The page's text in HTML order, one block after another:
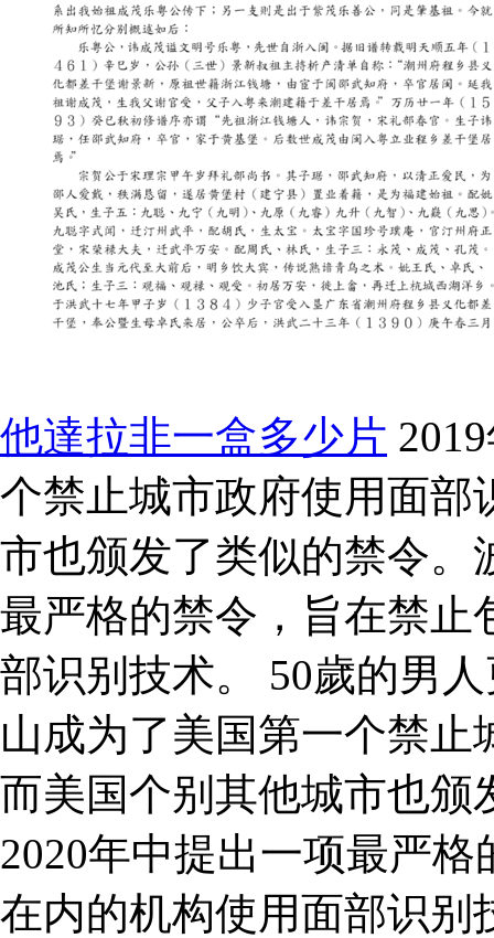
他達拉非一盒多少片
个禁止城市政府使用面部
市也颁发了类似的禁令。
最严格的禁令，旨在禁止
部识别技术。 50歲的男
山成为了美国第一个禁
而美国个别其他城市也颁
2020年中提出一项最严
在内的机构使用面部识别